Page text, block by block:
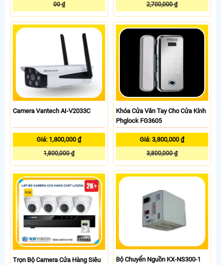
00 ₫ 2,700,000 ₫
Camera Vantech AI-V2033C
Giá: 1,800,000 ₫
1,800,000 ₫
Khóa Cửa Vân Tay Cho Cửa Kính
Phglock FG3605
Giá: 3,800,000 ₫
3,800,000 ₫
Trọn Bộ Camera Cửa Hàng Siêu
Bộ Chuyển Nguồn KX-NS300-1